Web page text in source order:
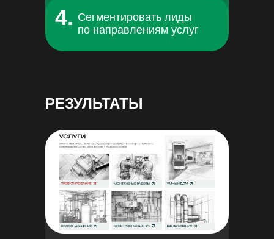
4. Сегментировать лиды
по направлениям услуг
РЕЗУЛЬТАТЫ